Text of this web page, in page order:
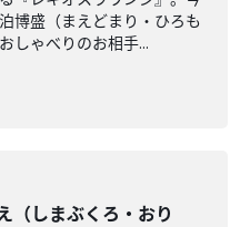
博盛（まえどまり・ひろも
しゃべりのお相手...
（しまぶくろ・おり